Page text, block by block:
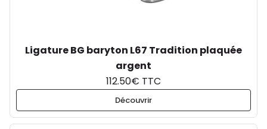
Ligature BG baryton L67 Tradition plaquée
argent
112.50€ TTC
Découvrir